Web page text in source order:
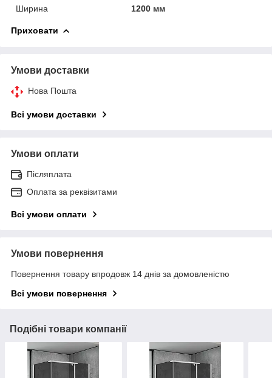
Ширина
1200 мм
Приховати
Умови доставки
Нова Пошта
Всі умови доставки
Умови оплати
Післяплата
Оплата за реквізитами
Всі умови оплати
Умови повернення
Повернення товару впродовж 14 днів за домовленістю
Всі умови повернення
Подібні товари компанії